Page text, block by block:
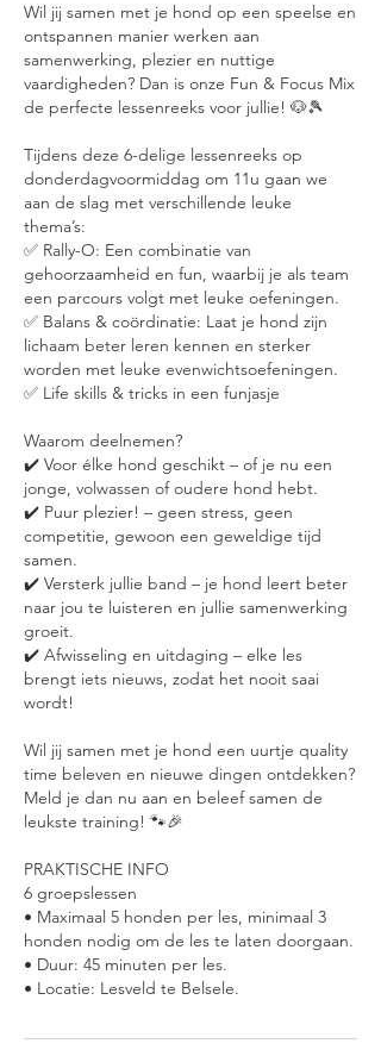
Wil jij samen met je hond op een speelse en
ontspannen manier werken aan
samenwerking, plezier en nuttige
vaardigheden? Dan is onze Fun & Focus Mix
de perfecte lessenreeks voor jullie! 🐶🎾
Tijdens deze 6-delige lessenreeks op
donderdagvoormiddag om 11u gaan we
aan de slag met verschillende leuke
thema’s:
✅ Rally-O: Een combinatie van
gehoorzaamheid en fun, waarbij je als team
een parcours volgt met leuke oefeningen.
✅ Balans & coördinatie: Laat je hond zijn
lichaam beter leren kennen en sterker
worden met leuke evenwichtsoefeningen.
✅ Life skills & tricks in een funjasje
Waarom deelnemen?
✔️ Voor élke hond geschikt – of je nu een
jonge, volwassen of oudere hond hebt.
✔️ Puur plezier! – geen stress, geen
competitie, gewoon een geweldige tijd
samen.
✔️ Versterk jullie band – je hond leert beter
naar jou te luisteren en jullie samenwerking
groeit.
✔️ Afwisseling en uitdaging – elke les
brengt iets nieuws, zodat het nooit saai
wordt!
Wil jij samen met je hond een uurtje quality
time beleven en nieuwe dingen ontdekken?
Meld je dan nu aan en beleef samen de
leukste training! 🐾🎉
PRAKTISCHE INFO
6 groepslessen
• Maximaal 5 honden per les, minimaal 3
honden nodig om de les te laten doorgaan.
• Duur: 45 minuten per les.